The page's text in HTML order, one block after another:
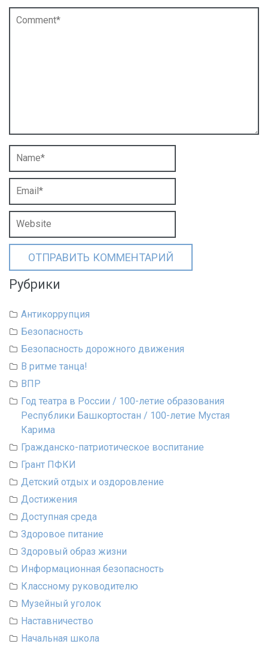
Рубрики
Антикоррупция
Безопасность
Безопасность дорожного движения
В ритме танца!
ВПР
Год театра в России / 100-летие образования
Республики Башкортостан / 100-летие Мустая
Карима
Гражданско-патриотическое воспитание
Грант ПФКИ
Детский отдых и оздоровление
Достижения
Доступная среда
Здоровое питание
Здоровый образ жизни
Информационная безопасность
Классному руководителю
Музейный уголок
Наставничество
Начальная школа